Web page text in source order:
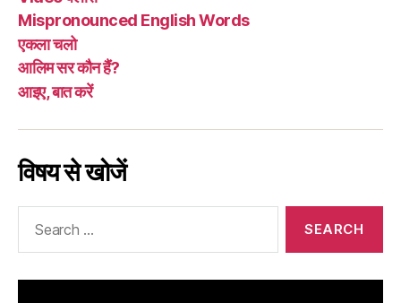
Mispronounced English Words
एकला चलो
आलिम सर कौन हैं?
आइए, बात करें
विषय से खोजें